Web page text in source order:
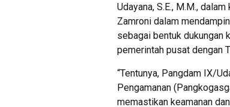
Udayana, S.E., M.M.,
Zamroni dalam
sebagai bentuk dukungan
pemerintah pusat dengan
“Tentunya, Pangdam IX/
Pengamanan
memastikan keamanan